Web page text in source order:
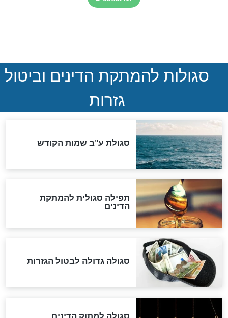
הנדיר של הרשב"ם התגלה
"מודה לקב"ה על כל השנים"
לכל המאמרים
אחרית הימים
האם אפשר לחשב את הקץ?